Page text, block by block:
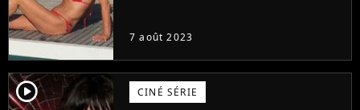
7 août 2023
player2 CINÉ SÉRIE